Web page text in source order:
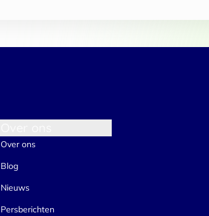
Over ons
Blog
Nieuws
Persberichten